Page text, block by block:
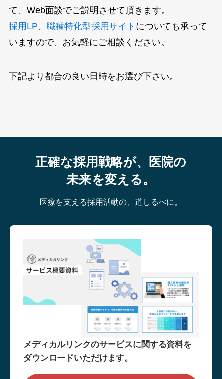
て、Web面談でご説明させて頂きます。
採用LP、 職種特化型採用サイト についても承って
いますので、お気軽にご相談ください。
下記より都合の良い日時をお選び下さい。
正確な採用戦略が、医院の
未来を変える。
医療を支える採用活動の、道しるべに。
メディカルリンクのサービスに関する資料を
ダウンロードいただけます。